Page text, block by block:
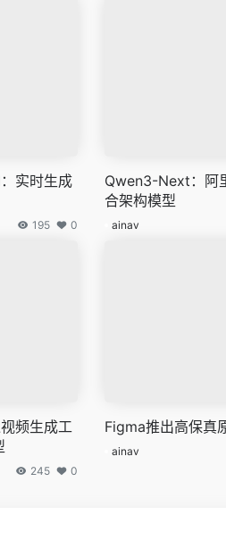
实时生成
195 0
Qwen3-Next：阿
合架构模型
ainav
频生成工
245 0
Figma推出高保真
ainav